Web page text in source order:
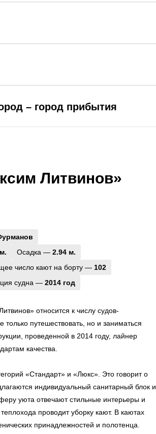
– город прибытия
Литвинов»
Осадка — 2.94 м.
число кают на борту — 102
судна — 2014 год
относится к числу судов-
путешествовать, но и заниматься
проведенной в 2014 году, лайнер
качества.
«Стандарт» и «Люкс». Это говорит о
индивидуальный санитарный блок и
уюта отвечают стильные интерьеры и
проводит уборку кают. В каютах
принадлежностей и полотенца.